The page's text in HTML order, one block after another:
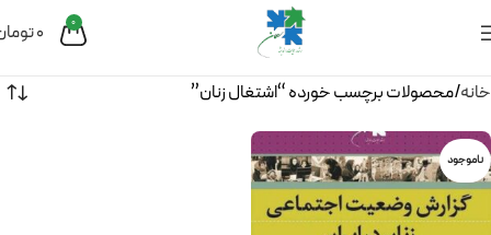
0
0
خانه محصولات برچسب خورده “اشتغال زنان”
ناموجود